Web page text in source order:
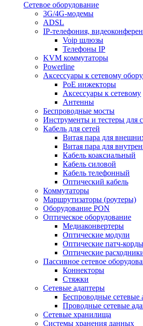
Сетевое оборудование
3G/4G-модемы
ADSL
IP-телефония,
Voip шлюзы
Телефоны IP
KVM коммутаторы
Powerline
Аксессуары к сетевому
PoE инжекторы
Аксессуары к сетевому
Антенны
Беспроводные мосты
Инструменты и тестеры для
Кабель для сетей
Витая пара для
Витая пара для
Кабель коаксиальный
Кабель силовой
Кабель телефонный
Оптический кабель
Коммутаторы
Маршрутизаторы (роутеры)
Оборудование PON
Оптическое оборудование
Медиаконвертеры
Оптические модули
Оптические патч-корды
Оптические
Пассивное сетевое
Коннекторы
Стяжки
Сетевые адаптеры
Беспроводные сетевые
Проводные сетевые
Сетевые хранилища
Системы хранения данных